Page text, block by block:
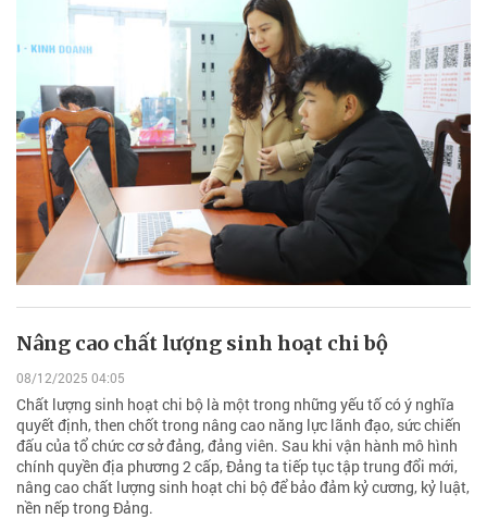
Nâng cao chất lượng sinh hoạt chi bộ
08/12/2025 04:05
Chất lượng sinh hoạt chi bộ là một trong những yếu tố có ý nghĩa
quyết định, then chốt trong nâng cao năng lực lãnh đạo, sức chiến
đấu của tổ chức cơ sở đảng, đảng viên. Sau khi vận hành mô hình
chính quyền địa phương 2 cấp, Đảng ta tiếp tục tập trung đổi mới,
nâng cao chất lượng sinh hoạt chi bộ để bảo đảm kỷ cương, kỷ luật,
nền nếp trong Đảng.